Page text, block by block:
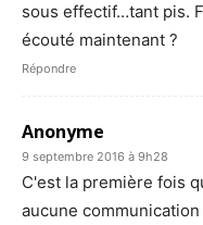
sous effectif…tant pis.
écouté maintenant ?
Répondre
Anonyme
9 septembre 2016 à 9h28
C'est la première fois
aucune